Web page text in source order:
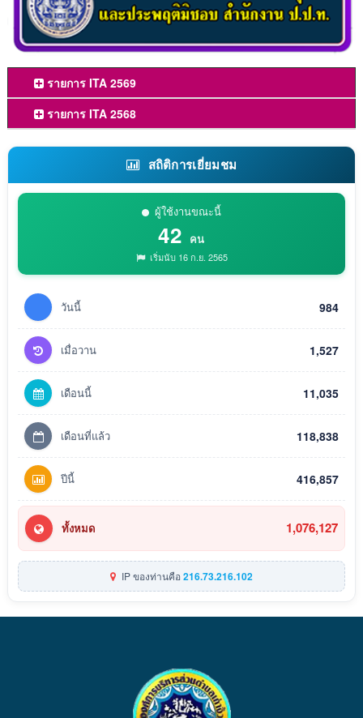
รายการ ITA 2569
รายการ ITA 2568
สถิติการเยี่ยมชม
ผู้ใช้งานขณะนี้
42 คน
เริ่มนับ 16 ก.ย. 2565
วันนี้ 984
เมื่อวาน 1,527
เดือนนี้ 11,035
เดือนที่แล้ว 118,838
ปีนี้ 416,857
ทั้งหมด 1,076,127
IP ของท่านคือ216.73.216.102